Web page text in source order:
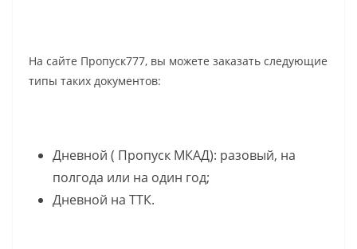
На сайте Пропуск777, вы можете заказать следующие
типы таких документов:
Дневной ( Пропуск МКАД): разовый, на
полгода или на один год;
Дневной на ТТК.